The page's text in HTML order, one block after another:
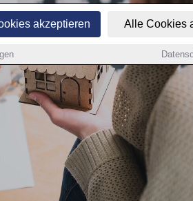
akzeptieren Alle Cookies